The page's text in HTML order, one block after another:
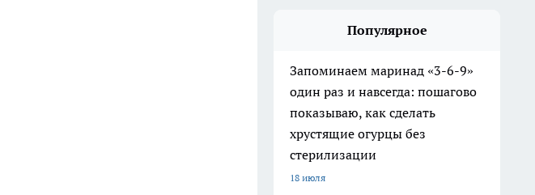
Популярное
Запоминаем маринад «3-6-9»
один раз и навсегда: пошагово
показываю, как сделать
хрустящие огурцы без
стерилизации
18 июля